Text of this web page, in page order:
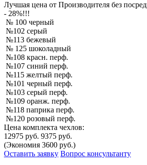
Лучшая цена от Производителя без
- 28%!!!
№ 100 черный
№102 серый
№113 бежевый
№ 125 шоколадный
№108 красн. перф.
№107 синий перф.
№115 желтый перф.
№101 черный перф.
№103 серый перф.
№109 оранж. перф.
№118 паприка перф.
№120 розовый перф.
Цена комплекта чехлов:
12975 руб. 9375 руб.
(Экономия 3600 руб.)
Оставить заявку Вопрос консультанту